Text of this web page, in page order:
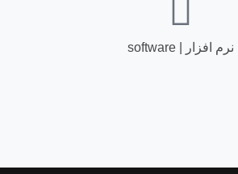
نرم افزار | software